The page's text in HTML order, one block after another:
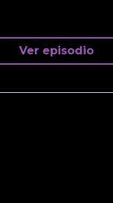
Ver episodio